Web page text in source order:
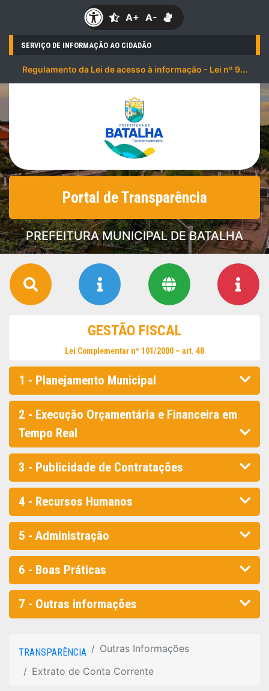
A+ A-
SERVIÇO DE INFORMAÇÃO AO CIDADÃO
Regulamento da Lei de acesso à informação - Lei nº 9...
Portal de Transparência
PREFEITURA MUNICIPAL DE BATALHA
GESTÃO FISCAL
Lei Complementar nº 101/2000 – art. 48
1 - Planejamento Municipal
2 - Execução Orçamentária e Financeira em
Tempo Real
3 - Publicidade de Contratações
4 - Recursos Humanos
5 - Administração
6 - Boas Práticas
7 - Outras informações
TRANSPARÊNCIA
Outras Informações
Extrato de Conta Corrente